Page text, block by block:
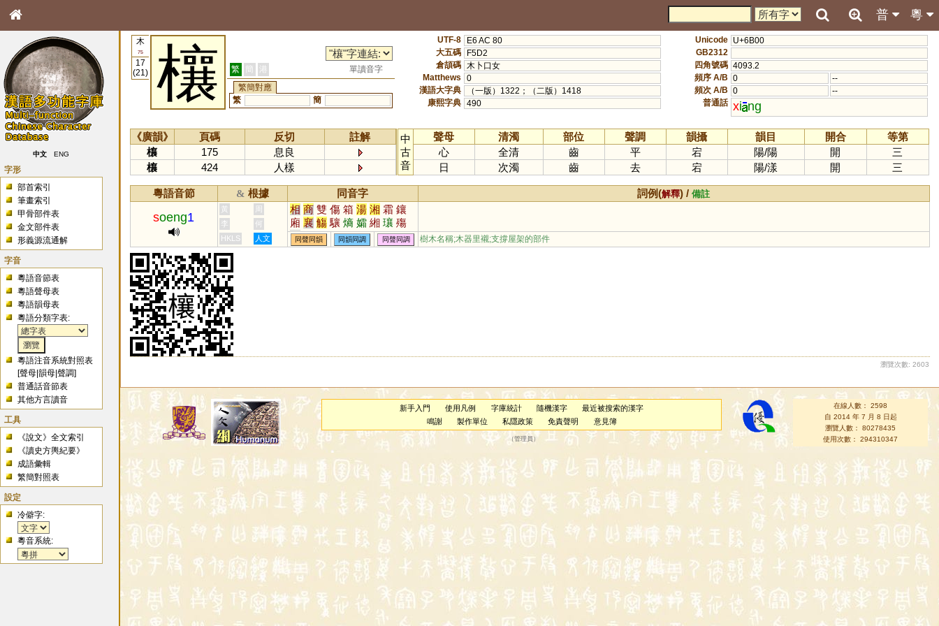
粵
普
中文 ENG
字形
部首索引
筆畫索引
甲骨部件表
金文部件表
形義源流通解
字音
粵語音節表
粵語聲母表
粵語韻母表
粵語分類字表:
粵語注音系統對照表
[聲母 |韻母 |聲調]
普通話音節表
其他方言讀音
工具
《說文》全文索引
《讀史方輿紀要》
成語彙輯
繁簡對照表
設定
冷僻字:
粵音系統:
木
75
17
(21)
欀 繁 簡 港
單讀音字
繁簡對應
繁
簡
UTF-8
E6 AC 80
大五碼
F5D2
倉頡碼
木卜口女
Matthews
0
漢語大字典
（一版）1322；（二版）1418
康熙字典 490
Unicode U+6B00
GB2312
四角號碼 4093.2
頻序 A/B 0
--
頻次 A/B 0
--
普通話 xi ng
《廣韻》 頁碼 反切
註解
欀
175
息良
欀
424 人樣
中
古
音
聲母 清濁 部位 聲調 韻攝 韻目 開合
等第
心
全清 齒 平 宕 陽/陽 開
三
日
次濁 齒 去 宕 陽/漾 開 三
粵語音節 & 根據 同音字 詞例(解釋) /備註
soeng1
黃 周 相 商 雙 傷 箱 湯 湘 霜 鑲
廂 襄 觴 驤 熵 孀 緗 瓖 殤
瀧 礵 葙 孇 漡 灀 謪 驦 艭
纕 鷞 鬺 忀 勷 蔏 愓
李
何
HKLS
人文 同聲同韻 同韻同調 同聲同調 樹木名稱;木器里襯;支撐屋架的部件
瀏覽次數: 2603
新手入門 使用凡例 字庫統計 隨機漢字
最近被搜索的漢字
鳴謝
製作單位 私隱政策 免責聲明 意見簿
（管理員 ）
在線人數： 2598
自 2014 年 7 月 8 日起
瀏覽人數： 80278435
使用次數： 294310347